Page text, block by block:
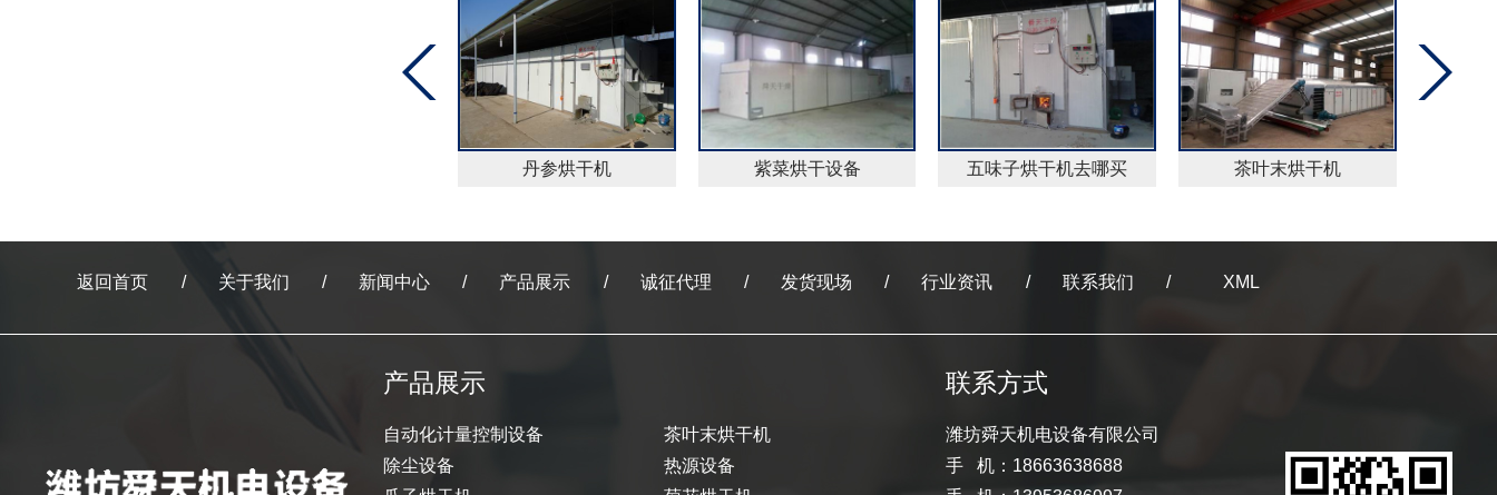
丹参烘干机 紫菜烘干设备 五味子烘干机去哪买 茶叶末烘干机
返回首页 关于我们 新闻中心 产品展示 诚征代理 发货现场 行业资讯 联系我们 XML
产品展示
自动化计量控制设备
茶叶末烘干机
除尘设备
热源设备
联系方式
潍坊舜天机电设备有限公司
手 机：18663638688